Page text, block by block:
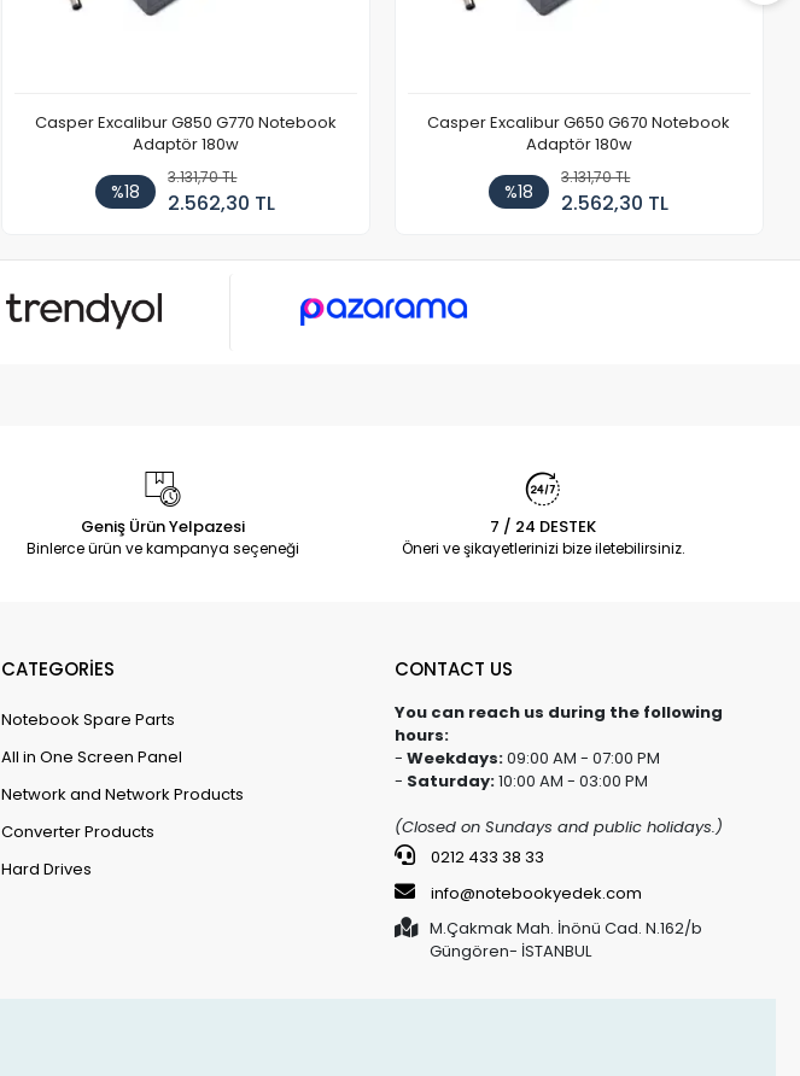
Casper Excalibur G850 G770 Notebook
Adaptör 180w
%18
3.131,70 TL
2.562,30 TL
Casper Excalibur G650 G670 Notebook
Adaptör 180w
%18
3.131,70 TL
2.562,30 TL
Geniş Ürün Yelpazesi
Binlerce ürün ve kampanya seçeneği
7 / 24 DESTEK
Öneri ve şikayetlerinizi bize iletebilirsiniz.
CATEGORİES
Notebook Spare Parts
All in One Screen Panel
Network and Network Products
Converter Products
Hard Drives
CONTACT US
You can reach us during the following
hours:
- Weekdays:09:00 AM - 07:00 PM
- Saturday:10:00 AM - 03:00 PM
(Closed on Sundays and public holidays.)
0212 433 38 33
info@notebookyedek.com
M.Çakmak Mah. İnönü Cad. N.162/b
Güngören- İSTANBUL